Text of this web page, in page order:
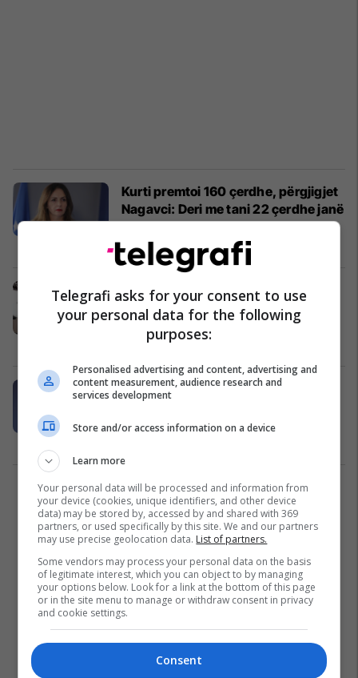
Kurti premtoi 160 çerdhe, përgjigjet
Nagavci: Deri me tani 22 çerdhe janë
përuruar
Kosovë 03/08/2025
Ibrahimi nga AAK: Nagavci
pothuajse një vit pa asnjë takim me
drejtorët komunalë të arsimit
Arsim 04/07/2025
Nagavci i reagon Ramës: Kemi
investuar më shumë se 12 milionë
euro për përmirësimin e
nuk kalojnë
3
Telegrafi asks for your consent to use
your personal data for the following
purposes:
Personalised advertising and content, advertising and
content measurement, audience research and
services development
Store and/or access information on a device
Learn more
Your personal data will be processed and information from
your device (cookies, unique identifiers, and other device
data) may be stored by, accessed by and shared with 369
partners, or used specifically by this site. We and our partners
may use precise geolocation data. List of partners.
Some vendors may process your personal data on the basis
of legitimate interest, which you can object to by managing
your options below. Look for a link at the bottom of this page
or in the site menu to manage or withdraw consent in privacy
and cookie settings.
Consent